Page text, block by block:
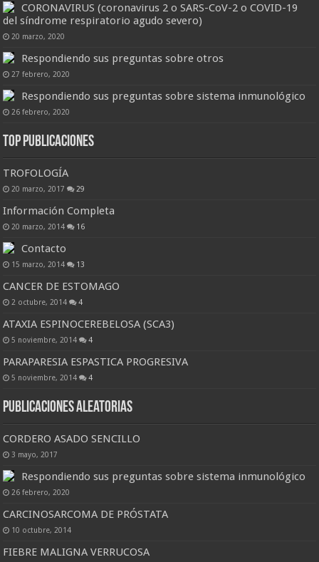
CORONAVIRUS (coronavirus 2 o SARS-CoV-2 o COVID-19
del síndrome respiratorio agudo severo)
20 marzo, 2020
Respondiendo sus preguntas sobre otros
27 febrero, 2020
Respondiendo sus preguntas sobre sistema inmunológico
26 febrero, 2020
Top Publicaciones
TROFOLOGÍA
20 marzo, 2017 29
Información Completa
20 marzo, 2014 16
Contacto
15 marzo, 2014 13
CANCER DE ESTOMAGO
2 octubre, 2014 4
ATAXIA ESPINOCEREBELOSA (SCA3)
5 noviembre, 2014 4
PARAPARESIA ESPASTICA PROGRESIVA
5 noviembre, 2014 4
Publicaciones Aleatorias
CORDERO ASADO SENCILLO
3 mayo, 2017
Respondiendo sus preguntas sobre sistema inmunológico
26 febrero, 2020
CARCINOSARCOMA DE PRÓSTATA
10 octubre, 2014
FIEBRE MALIGNA VERRUCOSA